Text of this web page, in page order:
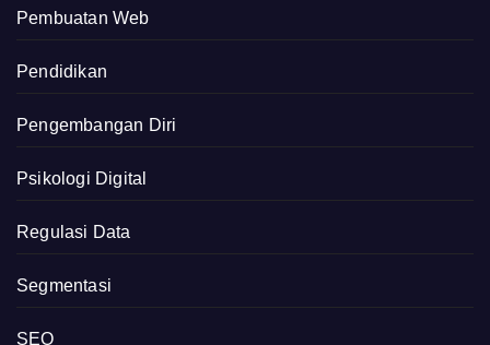
Pembuatan Web
Pendidikan
Pengembangan Diri
Psikologi Digital
Regulasi Data
Segmentasi
SEO